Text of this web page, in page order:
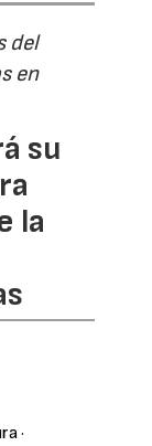
del
en
su
la
·